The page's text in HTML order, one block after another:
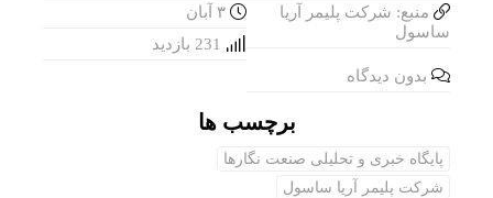
منبع: شرکت پلیمر آریا
ساسول
بدون دیدگاه
برچسب ها
پایگاه خبری و تحلیلی صنعت نگارها
شرکت پلیمر آریا ساسول